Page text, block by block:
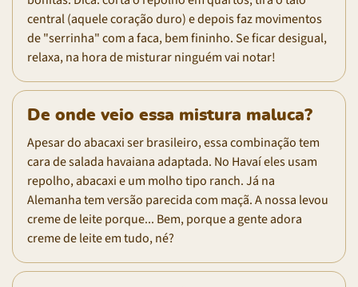
central (aquele coração duro) e depois faz movimentos
de "serrinha" com a faca, bem fininho. Se ficar desigual,
relaxa, na hora de misturar ninguém vai notar!
De onde veio essa mistura maluca?
Apesar do abacaxi ser brasileiro, essa combinação tem
cara de salada havaiana adaptada. No Havaí eles usam
repolho, abacaxi e um molho tipo ranch. Já na
Alemanha tem versão parecida com maçã. A nossa levou
creme de leite porque... Bem, porque a gente adora
creme de leite em tudo, né?